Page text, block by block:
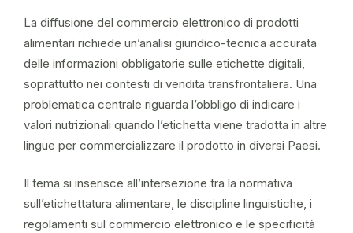
La diffusione del commercio elettronico di prodotti
alimentari richiede un’analisi giuridico-tecnica accurata
delle informazioni obbligatorie sulle etichette digitali,
soprattutto nei contesti di vendita transfrontaliera. Una
problematica centrale riguarda l’obbligo di indicare i
valori nutrizionali quando l’etichetta viene tradotta in altre
lingue per commercializzare il prodotto in diversi Paesi.
Il tema si inserisce all’intersezione tra la normativa
sull’etichettatura alimentare, le discipline linguistiche, i
regolamenti sul commercio elettronico e le specificità